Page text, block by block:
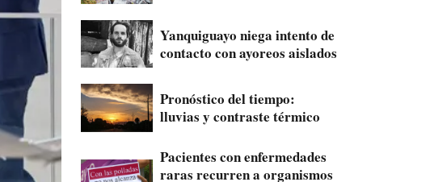
Yanquiguayo niega intento de
contacto con ayoreos aislados
Pronóstico del tiempo:
lluvias y contraste térmico
Pacientes con enfermedades
raras recurren a organismos